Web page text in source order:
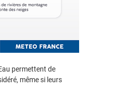
permettent de
même si leurs